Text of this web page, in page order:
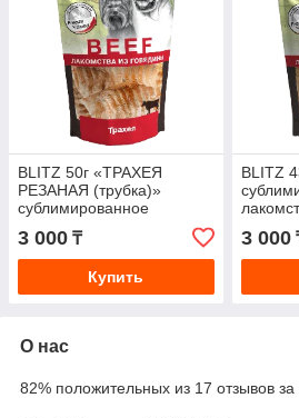
BLITZ 50г «ТРАХЕЯ
РЕЗАНАЯ (трубка)»
сублимированное
лакомство для собак
3 000 ₸
Купить
BLITZ
3 000
О нас
82% положительных из 17 отзывов за